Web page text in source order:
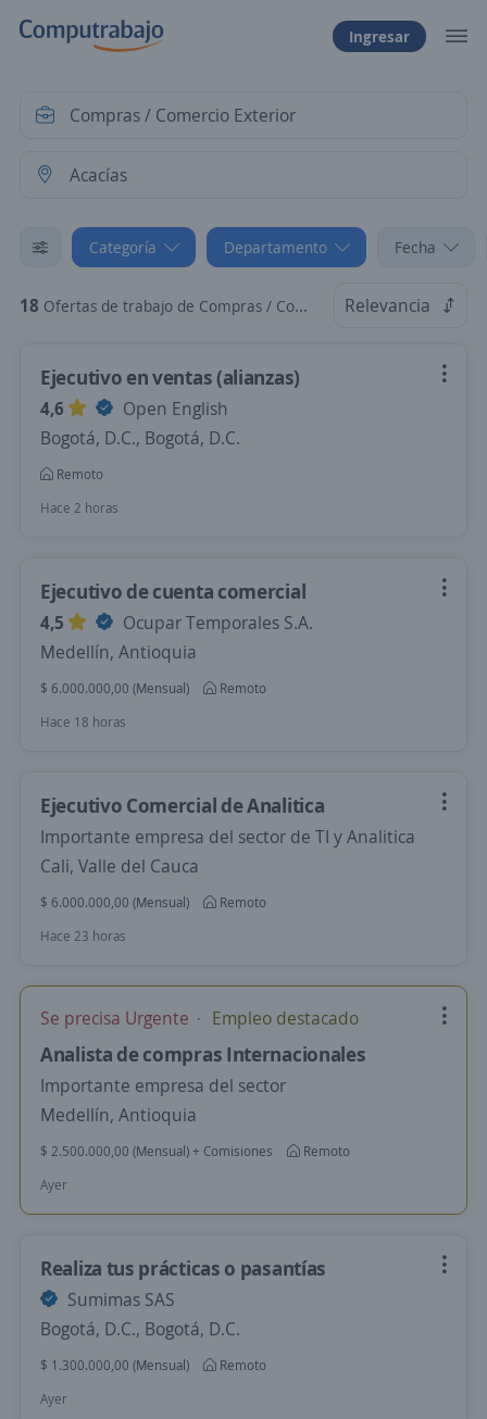
Ingresar
Categoría Departamento Fecha
18 Ofertas de trabajo de Compras / Comercio Exterior en Acacías, Meta Relevancia
Ejecutivo en ventas (alianzas)
4,6
Open English
Bogotá, D.C., Bogotá, D.C.
Remoto
Hace 2 horas
Ejecutivo de cuenta comercial
4,5
Ocupar Temporales S.A.
Medellín, Antioquia
$ 6.000.000,00 (Mensual)
Remoto
Hace 18 horas
Ejecutivo Comercial de Analitica
Importante empresa del sector de TI y Analitica
Cali, Valle del Cauca
$ 6.000.000,00 (Mensual)
Remoto
Hace 23 horas
Se precisa Urgente Empleo destacado
Analista de compras Internacionales
Importante empresa del sector
Medellín, Antioquia
$ 2.500.000,00 (Mensual) + Comisiones
Remoto
Ayer
Realiza tus prácticas o pasantías
Sumimas SAS
Bogotá, D.C., Bogotá, D.C.
$ 1.300.000,00 (Mensual)
Remoto
Ayer